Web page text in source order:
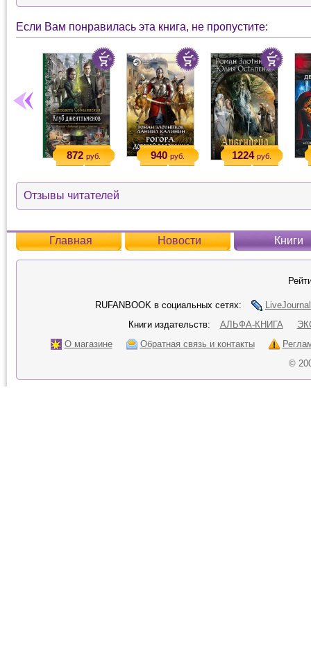
Если Вам понравилась эта книга, не пропустите:
872 руб. 940 руб. 1224 руб.
Отзывы читателей
Главная Новости Книги
RUFANBOOK в социальных сетях:
LiveJournal
Книги издательств:
АЛЬФА-КНИГА
О магазине
Обратная связь и контакты
©